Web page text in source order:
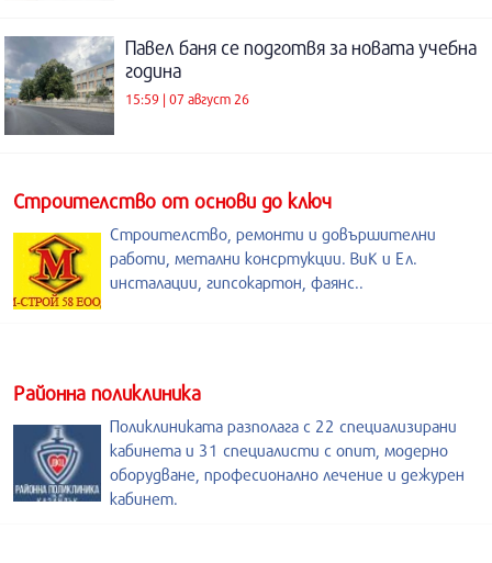
Павел баня се подготвя за новата учебна
година
15:59 | 07 август 26
Строителство от основи до ключ
Строителство, ремонти и довършителни
работи, метални консртукции. ВиК и Ел.
инсталации, гипсокартон, фаянс..
Районна поликлиника
Поликлиниката разполага с 22 специализирани
кабинета и 31 специалисти с опит, модерно
оборудване, професионално лечение и дежурен
кабинет.